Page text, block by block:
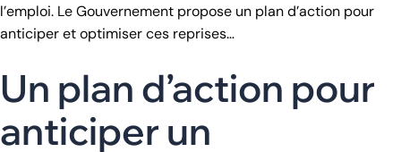
l’emploi. Le Gouvernement propose un plan d’action pour
anticiper et optimiser ces reprises…
Un plan d’action pour
anticiper un